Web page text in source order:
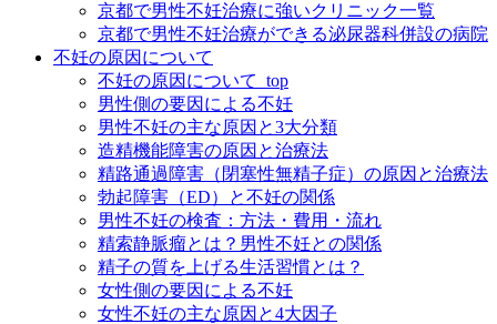
京都で男性不妊治療に強いクリニック一覧
京都で男性不妊治療ができる泌尿器科併設の病院
不妊の原因について
不妊の原因について_top
男性側の要因による不妊
男性不妊の主な原因と3大分類
造精機能障害の原因と治療法
精路通過障害（閉塞性無精子症）の原因と治療法
勃起障害（ED）と不妊の関係
男性不妊の検査：方法・費用・流れ
精索静脈瘤とは？男性不妊との関係
精子の質を上げる生活習慣とは？
女性側の要因による不妊
女性不妊の主な原因と4大因子